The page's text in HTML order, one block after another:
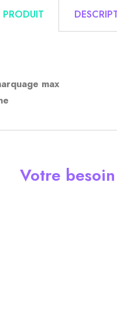
PRODUIT
max
Votre